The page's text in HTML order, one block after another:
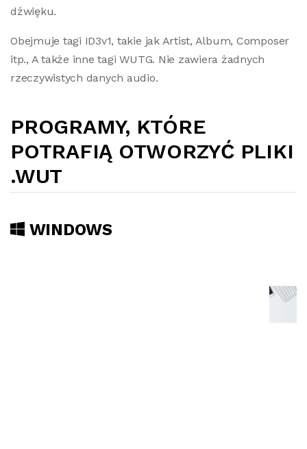
dźwięku.
Obejmuje tagi ID3v1, takie jak Artist, Album, Composer
itp., A także inne tagi WUTG. Nie zawiera żadnych
rzeczywistych danych audio.
PROGRAMY, KTÓRE
POTRAFIĄ OTWORZYĆ PLIKI
.WUT
WINDOWS